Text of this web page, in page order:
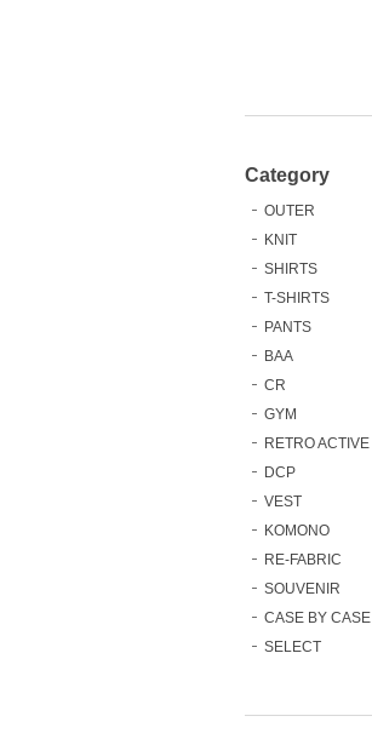
Category
OUTER
KNIT
SHIRTS
T-SHIRTS
PANTS
BAA
CR
GYM
RETRO ACTIVE
DCP
VEST
KOMONO
RE-FABRIC
SOUVENIR
CASE BY CASE
SELECT